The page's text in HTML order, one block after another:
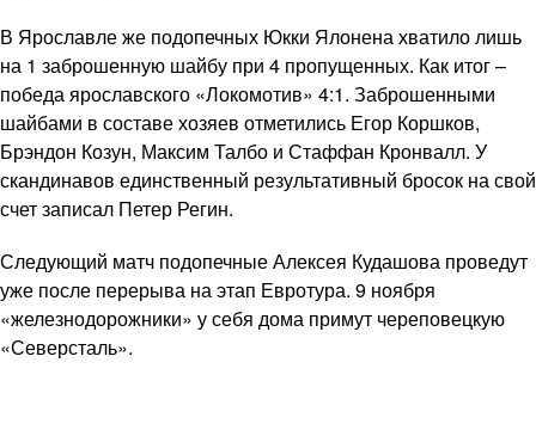
В Ярославле же подопечных Юкки Ялонена хватило лишь
на 1 заброшенную шайбу при 4 пропущенных. Как итог –
победа ярославского «Локомотив» 4:1. Заброшенными
шайбами в составе хозяев отметились Егор Коршков,
Брэндон Козун, Максим Талбо и Стаффан Кронвалл. У
скандинавов единственный результативный бросок на свой
счет записал Петер Регин.
Следующий матч подопечные Алексея Кудашова проведут
уже после перерыва на этап Евротура. 9 ноября
«железнодорожники» у себя дома примут череповецкую
«Северсталь».